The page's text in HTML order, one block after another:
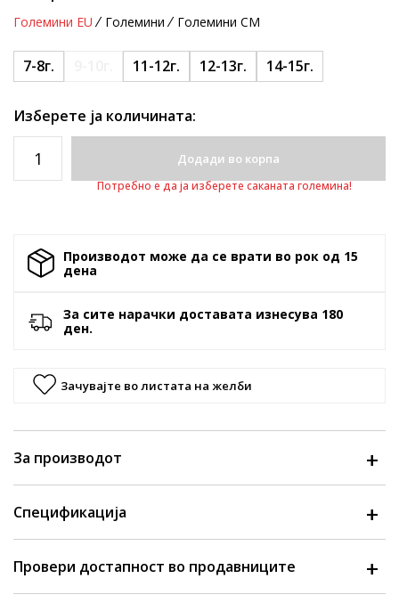
Големини EU Големини Големини CM
7-8г. 11-12г. 12-13г. 14-15г.
Изберете ја количината:
Додади во корпа
Потребно е да ја изберете саканата големина!
Производот може да се врати во рок од 15
денa
За сите нарачки доставата изнесува 180
ден.
Зачувајте во листата на желби
За производот
Спецификација
Провери достапност во продавниците